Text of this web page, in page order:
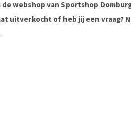
de webshop van Sportshop
uitverkocht of heb jij een vraag?